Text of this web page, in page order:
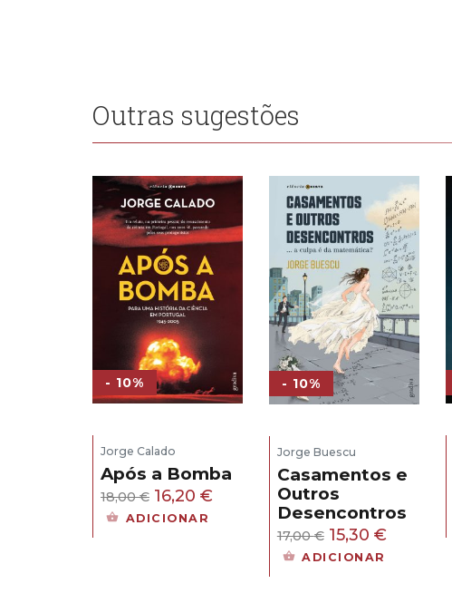
Outras sugestões
- 10%
Jorge Calado
Após a Bomba
18,00€ O
preço
16,20 €
ADICIONAR
- 10%
Jorge Buescu
Casamentos e
Outros
Desencontros
17,00€ O
preço
15,30 €O
ADICIONAR